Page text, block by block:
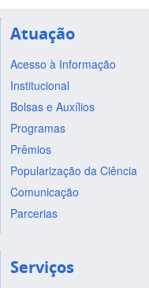
Atuação
Acesso à Informação
Institucional
Bolsas e Auxílios
Programas
Prêmios
Popularização da Ciência
Comunicação
Parcerias
Serviços